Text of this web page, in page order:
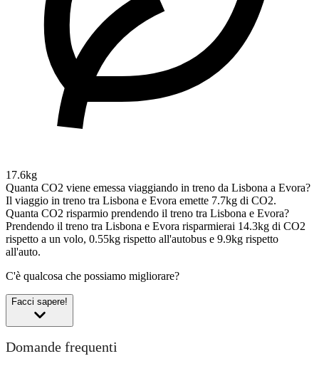
17.6kg
Quanta CO2 viene emessa viaggiando in treno da Lisbona a Evora?
Il viaggio in treno tra Lisbona e Evora emette 7.7kg di CO2.
Quanta CO2 risparmio prendendo il treno tra Lisbona e Evora?
Prendendo il treno tra Lisbona e Evora risparmierai 14.3kg di CO2
rispetto a un volo, 0.55kg rispetto all'autobus e 9.9kg rispetto
all'auto.
C'è qualcosa che possiamo migliorare?
Facci sapere!
Domande frequenti